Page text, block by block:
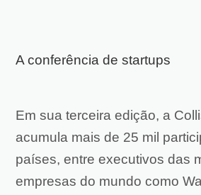
A conferência de startups
Em sua terceira edição, a
acumula mais de 25 mil
países, entre executivos das
empresas do mundo como